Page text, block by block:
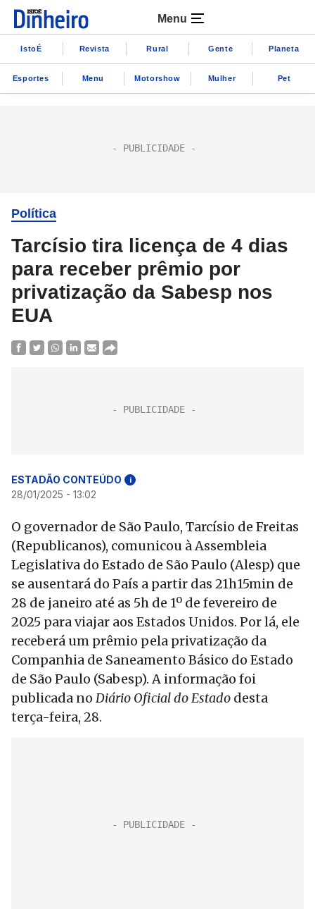
Menu
IstoÉ Revista Rural Gente Planeta
Esportes Menu Motorshow Mulher Pet
Política
Tarcísio tira licença de 4 dias
para receber prêmio por
privatização da Sabesp nos
EUA
ESTADÃO CONTEÚDO i
28/01/2025 - 13:02
O governador de São Paulo, Tarcísio de Freitas
(Republicanos), comunicou à Assembleia
Legislativa do Estado de São Paulo (Alesp) que
se ausentará do País a partir das 21h15min de
28 de janeiro até as 5h de 1º de fevereiro de
2025 para viajar aos Estados Unidos. Por lá, ele
receberá um prêmio pela privatização da
Companhia de Saneamento Básico do Estado
de São Paulo (Sabesp). A informação foi
publicada no Diário Oficial do Estado desta
terça-feira, 28.